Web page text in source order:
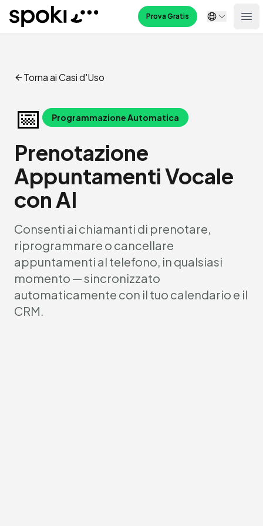
Spoki Prova Gratis
Torna ai Casi d'Uso
📅 Programmazione Automatica
Prenotazione
Appuntamenti Vocale
con AI
Consenti ai chiamanti di prenotare,
riprogrammare o cancellare
appuntamenti al telefono, in qualsiasi
momento — sincronizzato
automaticamente con il tuo calendario e il
CRM.